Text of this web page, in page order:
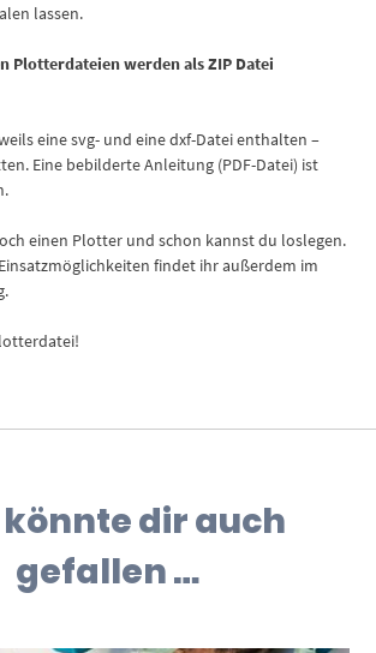
lassen.
Plotterdateien werden als ZIP Datei
eine svg- und eine dxf-Datei enthalten –
Eine bebilderte Anleitung (PDF-Datei) ist
einen Plotter und schon kannst du loslegen.
findet ihr außerdem im
könnte dir auch
gefallen …